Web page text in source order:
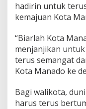
hadirin untuk
kemajuan Kota
“Biarlah Kota
menjanjikan
terus semangat
Kota Manado ke
Bagi walikota,
harus terus